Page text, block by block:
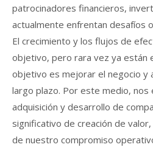
patrocinadores financieros,
actualmente enfrentan desafíos
El crecimiento y los flujos de
objetivo, pero rara vez ya están
objetivo es mejorar el negocio y
largo plazo. Por este medio, nos
adquisición y desarrollo de
significativo de creación de
de nuestro compromiso